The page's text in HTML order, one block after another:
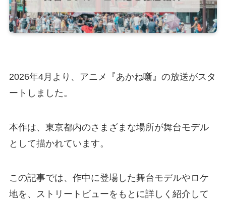
2026年4月より、アニメ『あかね噺』の放送がスタ
ートしました。
本作は、東京都内のさまざまな場所が舞台モデル
として描かれています。
この記事では、作中に登場した舞台モデルやロケ
地を、ストリートビューをもとに詳しく紹介して